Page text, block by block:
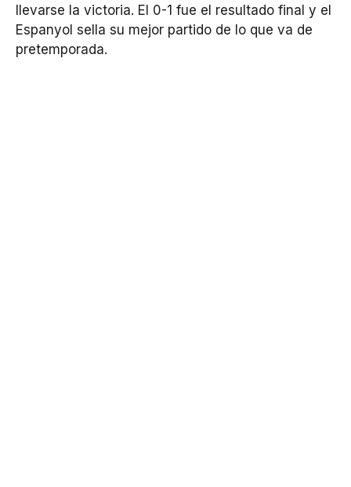
llevarse la victoria. El 0-1 fue el resultado final y el
Espanyol sella su mejor partido de lo que va de
pretemporada.